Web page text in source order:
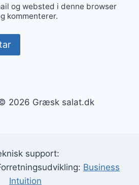
og websted i denne browser
kommenterer.
2026 Græsk salat.dk
support:
Business
Intuition